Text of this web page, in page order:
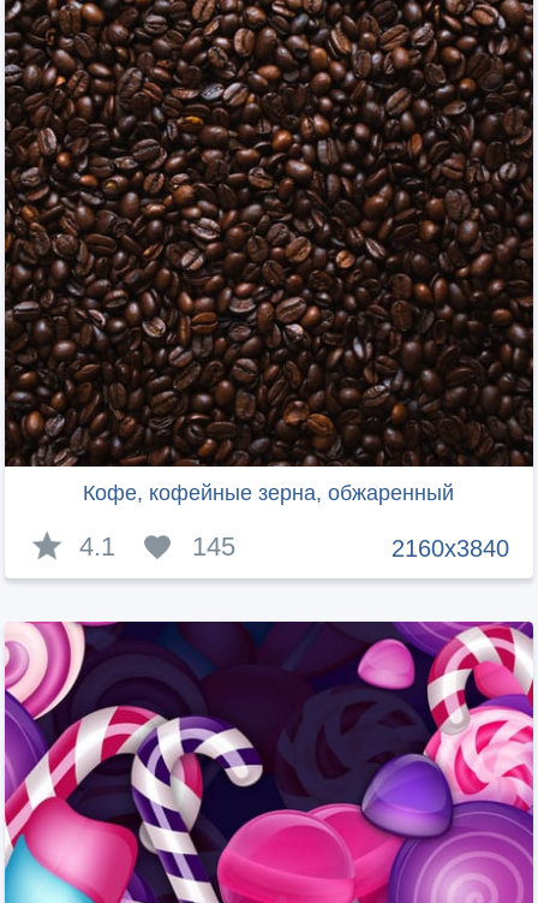
Кофе, кофейные зерна, обжаренный
2160x3840
4.1 145